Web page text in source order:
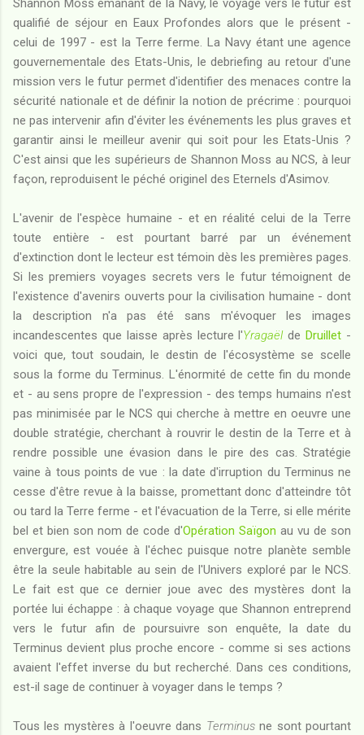
Shannon Moss émanant de la Navy, le voyage vers le futur est
qualifié de séjour en Eaux Profondes alors que le présent -
celui de 1997 - est la Terre ferme. La Navy étant une agence
gouvernementale des Etats-Unis, le debriefing au retour d'une
mission vers le futur permet d'identifier des menaces contre la
sécurité nationale et de définir la notion de précrime : pourquoi
ne pas intervenir afin d'éviter les événements les plus graves et
garantir ainsi le meilleur avenir qui soit pour les Etats-Unis ?
C'est ainsi que les supérieurs de Shannon Moss au NCS, à leur
façon, reproduisent le péché originel des Eternels d'Asimov.
L'avenir de l'espèce humaine - et en réalité celui de la Terre
toute entière - est pourtant barré par un événement
d'extinction dont le lecteur est témoin dès les premières pages.
Si les premiers voyages secrets vers le futur témoignent de
l'existence d'avenirs ouverts pour la civilisation humaine - dont
la description n'a pas été sans m'évoquer les images
incandescentes que laisse après lecture l'YragaëldeDruillet -
voici que, tout soudain, le destin de l'écosystème se scelle
sous la forme du Terminus. L'énormité de cette fin du monde
et - au sens propre de l'expression - des temps humains n'est
pas minimisée par le NCS qui cherche à mettre en oeuvre une
double stratégie, cherchant à rouvrir le destin de la Terre et à
rendre possible une évasion dans le pire des cas. Stratégie
vaine à tous points de vue : la date d'irruption du Terminus ne
cesse d'être revue à la baisse, promettant donc d'atteindre tôt
ou tard la Terre ferme - et l'évacuation de la Terre, si elle mérite
bel et bien son nom de code d'Opération Saïgon au vu de son
envergure, est vouée à l'échec puisque notre planète semble
être la seule habitable au sein de l'Univers exploré par le NCS.
Le fait est que ce dernier joue avec des mystères dont la
portée lui échappe : à chaque voyage que Shannon entreprend
vers le futur afin de poursuivre son enquête, la date du
Terminus devient plus proche encore - comme si ses actions
avaient l'effet inverse du but recherché. Dans ces conditions,
est-il sage de continuer à voyager dans le temps ?
Tous les mystères à l'oeuvre dans Terminusne sont pourtant